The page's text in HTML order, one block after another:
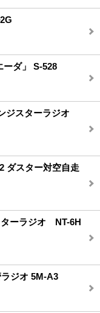
ダ」 S-528
ジスターラジオ
ダスター対空自走
ーラジオ NT-6H
ジオ 5M-A3